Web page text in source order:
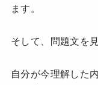
ます。
そして、問題文を
自分が今理解した